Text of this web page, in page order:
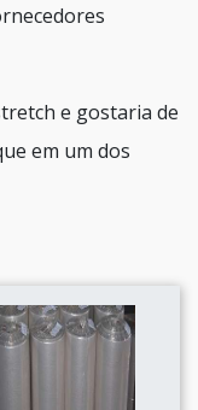
e gostaria de
em um dos